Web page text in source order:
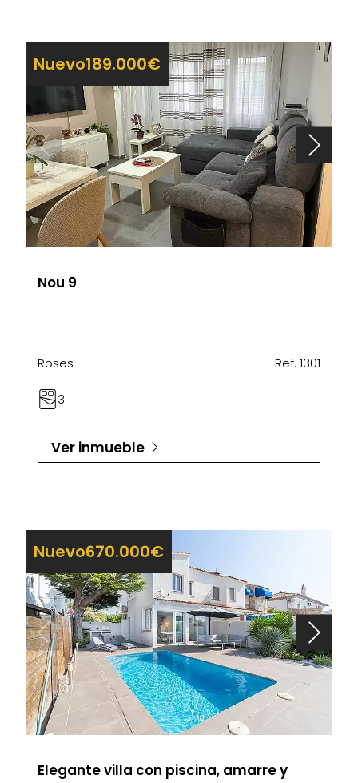
Nuevo189.000€
Nou 9
Roses Ref. 1301
3
Ver inmueble
Nuevo670.000€
Elegante villa con piscina, amarre y